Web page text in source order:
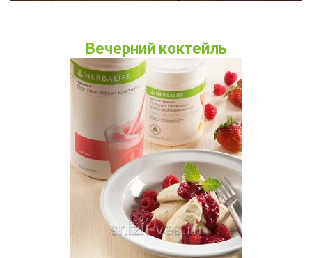
Вечерний коктейль